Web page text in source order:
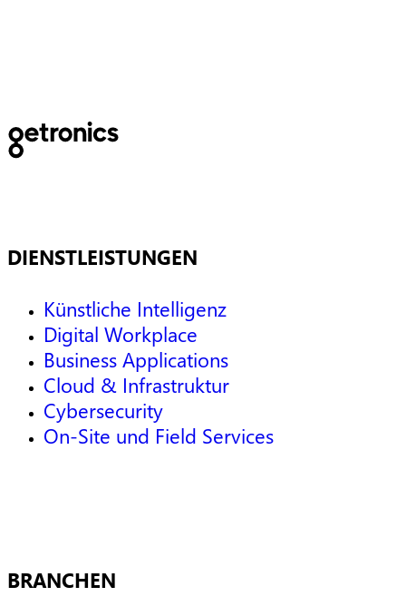
DIENSTLEISTUNGEN
Künstliche Intelligenz
Digital Workplace
Business Applications
Cloud & Infrastruktur
Cybersecurity
On-Site und Field Services
BRANCHEN